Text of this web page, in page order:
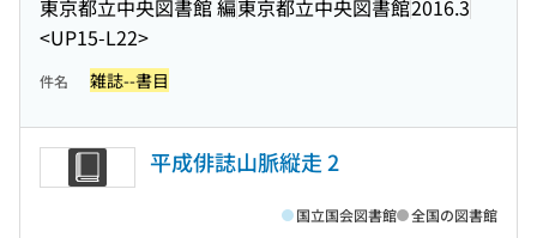
東京都立中央図書館 編東京都立中央図書館2016.3
<UP15-L22>
件名 雑誌--書目
平成俳誌山脈縦走 2
国立国会図書館 全国の図書館